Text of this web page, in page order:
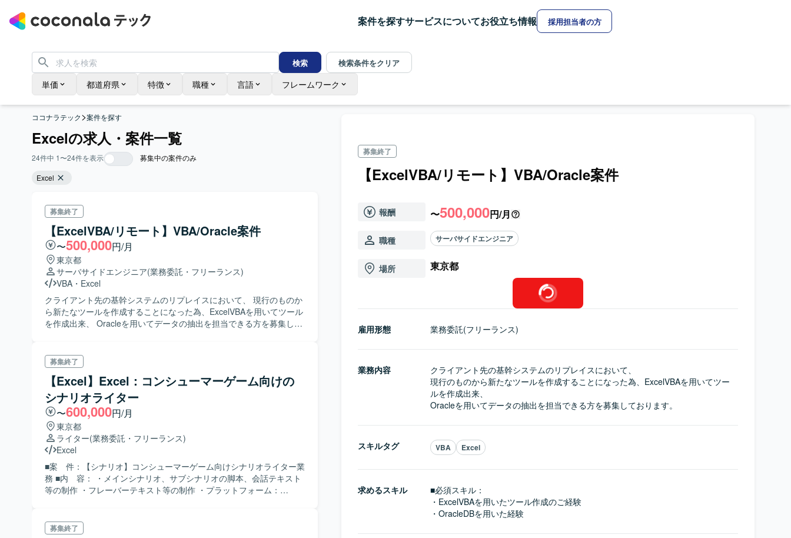
案件を探すサービスについてお役立ち情報 採用担当者の方
検索 検索条件をクリア
単価 都道府県 特徴 職種 言語 フレームワーク
ココナラテック>案件を探す
Excelの求人・案件一覧
24件中 1〜24件を表示
募集中の案件のみ
Excel
募集終了
【ExcelVBA/リモート】VBA/Oracle案件
〜500,000円/月
東京都
サーバサイドエンジニア(業務委託・フリーランス)
VBA ・ Excel
クライアント先の基幹システムのリプレイスにおいて、 現行のものか
ら新たなツールを作成することになった為、ExcelVBAを用いてツール
を作成出来、 Oracleを用いてデータの抽出を担当できる方を募集して
募集終了
【Excel】Excel：コンシューマーゲーム向けの
シナリオライター
〜600,000円/月
東京都
ライター(業務委託・フリーランス)
Excel
■案 件：【シナリオ】コンシューマーゲーム向けシナリオライター業
務 ■内 容： ・メインシナリオ、サブシナリオの脚本、会話テキスト
等の制作 ・フレーバーテキスト等の制作 ・プラットフォーム：
募集終了
募集終了
【ExcelVBA/リモート】VBA/Oracle案件
報酬 〜500,000円/月
職種 サーバサイドエンジニア
場所 東京都
雇用形態 業務委託(フリーランス)
業務内容
クライアント先の基幹システムのリプレイスにおいて、
現行のものから新たなツールを作成することになった為、ExcelVBAを用いてツー
ルを作成出来、
Oracleを用いてデータの抽出を担当できる方を募集しております。
スキルタグ VBA Excel
求めるスキル
■必須スキル：
・ExcelVBAを用いたツール作成のご経験
・OracleDBを用いた経験